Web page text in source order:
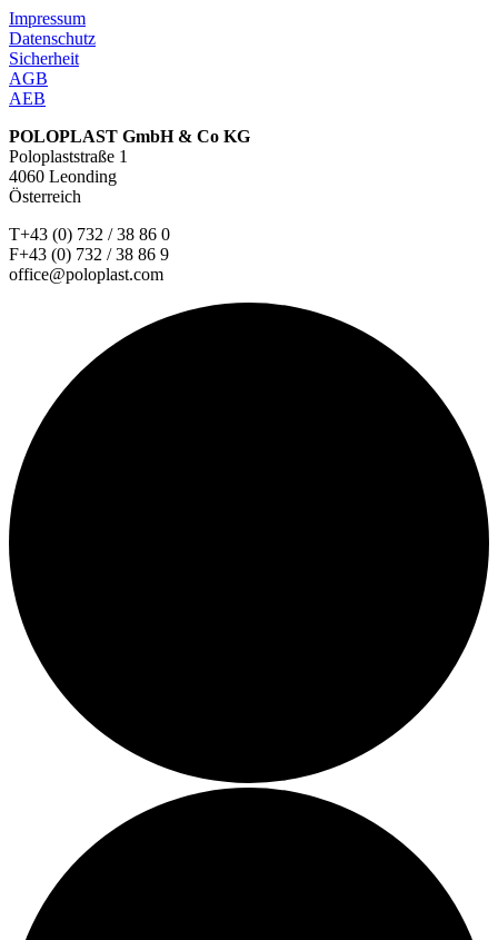
Impressum
Datenschutz
Sicherheit
AGB
AEB
POLOPLAST GmbH & Co KG
Poloplaststraße 1
4060 Leonding
Österreich
T+43 (0) 732 / 38 86 0
F+43 (0) 732 / 38 86 9
office@poloplast.com